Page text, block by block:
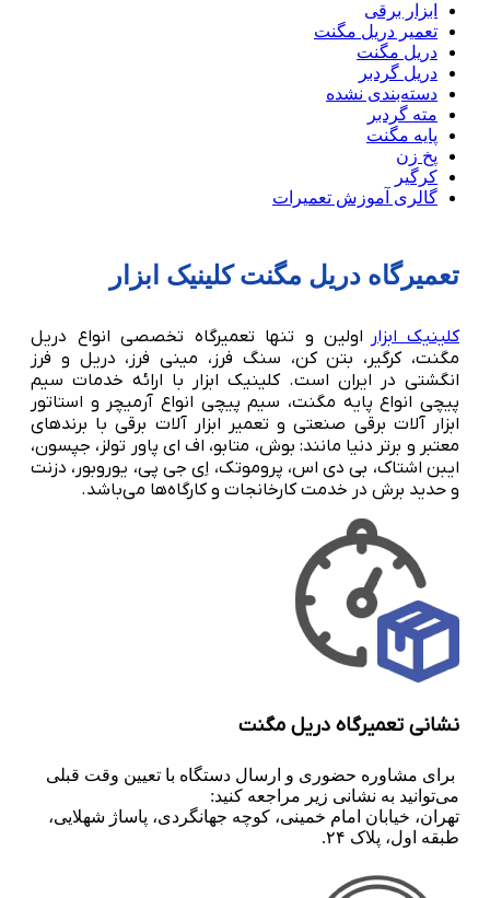
ابزار برقی
تعمیر دریل مگنت
دریل مگنت
دریل گردبر
دسته‌بندی نشده
مته گردبر
پایه مگنت
پخ زن
کرگیر
گالری آموزش تعمیرات
تعمیرگاه دریل مگنت کلینیک ابزار
کلینیک ابزار اولین و تنها تعمیرگاه تخصصی انواع دریل
مگنت، کرگیر، بتن کن، سنگ فرز، مینی فرز، دریل و فرز
انگشتی در ایران است. کلینیک ابزار با ارائه خدمات سیم
پیچی انواع پایه مگنت، سیم پیچی انواع آرمیچر و استاتور
ابزار آلات برقی صنعتی و تعمیر ابزار آلات برقی با برندهای
معتبر و برتر دنیا مانند: بوش، متابو، اف ای پاور تولز، جپسون،
ایبن اشتاک، بی دی اس، پروموتک، اِی جی پی، یوروبور، دزنت
و حدید برش در خدمت کارخانجات و کارگاه‌ها می‌باشد.
نشانی تعمیرگاه دریل مگنت
برای مشاوره حضوری و ارسال دستگاه با تعیین وقت قبلی
می‌توانید به نشانی زیر مراجعه کنید:
تهران، خیابان امام خمینی، کوچه جهانگردی، پاساژ شهلایی،
طبقه اول، پلاک ۲۴.